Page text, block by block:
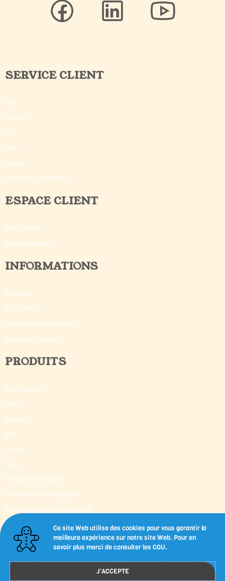
SERVICE CLIENT
FAQ
Contact
CGV
CGU
Crédits
©Outils du Coach 2018
ESPACE CLIENT
Mon compte
Mes commandes
INFORMATIONS
A propos
Avis certifiés
Partenaires et revendeurs
Recrutement auteurs
PRODUITS
Abonnements
Jeux
E-books
Kits
Packs
Tests
Moteurs de croissance
Formations & Certifications
Neuroscience et Neuroplasticité
Supervision & Mentoring
Livres d’occasion
Ce site Web utilise des cookies pour vous garantir la
meilleure expérience sur notre site Web. Pour en
savoir plus merci de consulter les CGU.
J'ACCEPTE